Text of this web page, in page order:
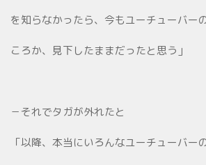
を知らなかったら、今もユーチューバー
ころか、見下したままだったと思う」
－それでタガが外れたと
「以降、本当にいろんなユーチューバー